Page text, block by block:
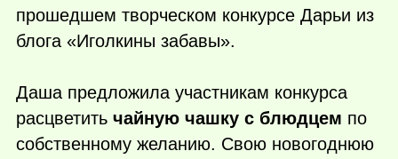
прошедшем творческом конкурсе Дарьи из
блога «Иголкины забавы».
Даша предложила участникам конкурса
расцветить чайную чашку с блюдцем по
собственному желанию. Свою новогоднюю